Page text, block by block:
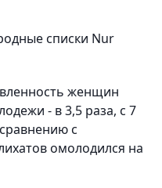
списки Nur
женщин
- в 3,5 раза, с 7
с
омолодился на